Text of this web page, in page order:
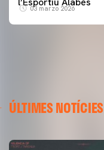
03 marzo 2026
ÚLTIMES NOTÍCIES